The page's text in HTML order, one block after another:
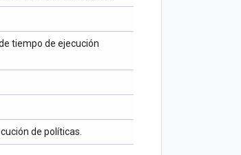
tiempo de ejecución
de políticas.